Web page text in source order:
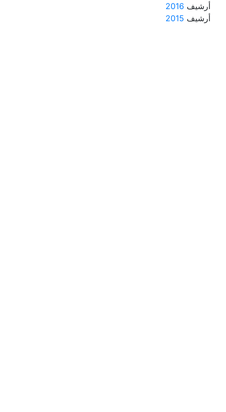
أرشيف 2016
أرشيف 2015